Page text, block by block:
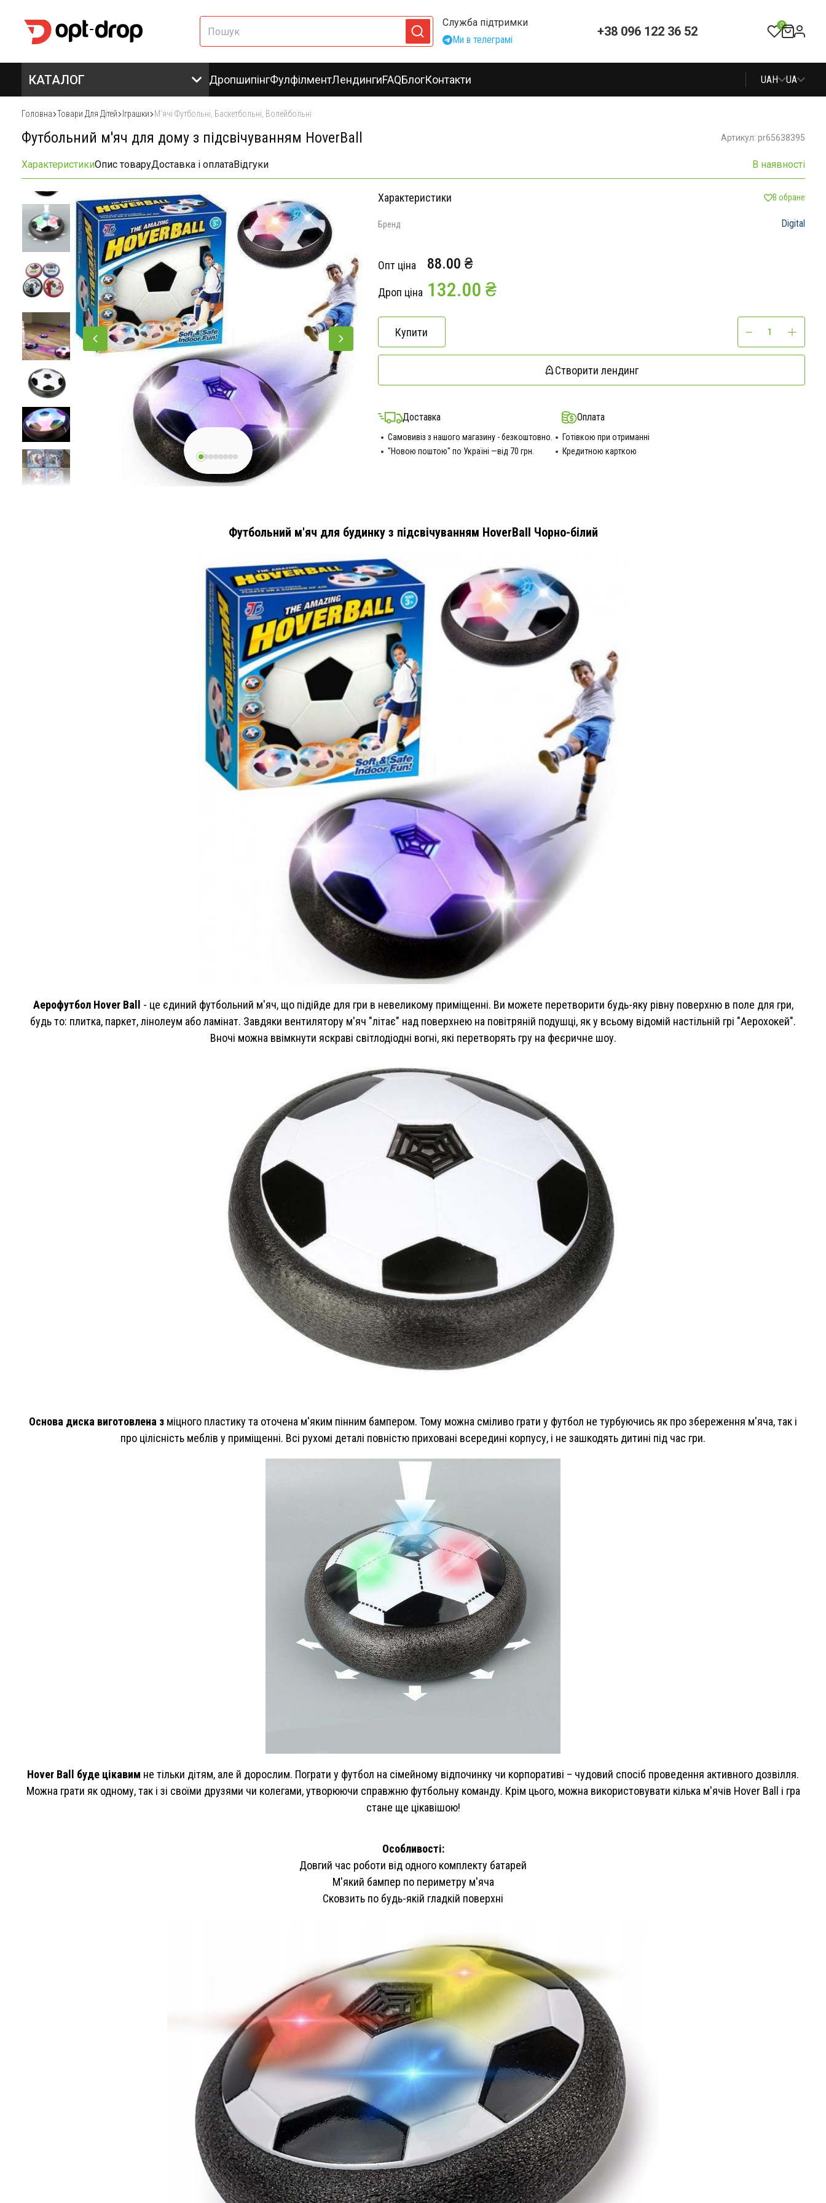
Служба підтримки
Ми в телеграмі
+38 096 122 36 52 0
КАТАЛОГ ДропшипінгФулфілментЛендингиFAQБлогКонтакти UAH UA
Головна Товари Для Дітей Іграшки Мʼячі Футбольні, Баскетбольні, Волейбольні
Футбольний м'яч для дому з підсвічуванням HoverBall Артикул: pr65638395
ХарактеристикиОпис товаруДоставка і оплатаВідгуки В наявності
Характеристики В обране
Бренд Digital
Опт ціна 88.00 ₴
Дроп ціна 132.00 ₴
Купити
Створити лендинг
Доставка
Самовивіз з нашого магазину - безкоштовно.
"Новою поштою" по Україні —від 70 грн.
Оплата
Готівкою при отриманні
Кредитною карткою
Футбольний м'яч для будинку з підсвічуванням HoverBall Чорно-білий
Аерофутбол Hover Ball
- це єдиний футбольний м'яч, що підійде для гри в невеликому приміщенні. Ви можете перетворити будь-яку рівну поверхню в поле для гри,
будь то: плитка, паркет, лінолеум або ламінат. Завдяки вентилятору м'яч "літає" над поверхнею на повітряній подушці, як у всьому відомій настільній грі "Аерохокей".
Вночі можна ввімкнути яскраві світлодіодні вогні, які перетворять гру на феєричне шоу.
Основа диска виготовлена з міцного пластику та оточена м'яким пінним бампером. Тому можна сміливо грати у футбол не турбуючись як про збереження м'яча, так і
про цілісність меблів у приміщенні. Всі рухомі деталі повністю приховані всередині корпусу, і не зашкодять дитині під час гри.
Hover Ball буде цікавим не тільки дітям, але й дорослим. Пограти у футбол на сімейному відпочинку чи корпоративі – чудовий спосіб проведення активного дозвілля.
Можна грати як одному, так і зі своїми друзями чи колегами, утворюючи справжню футбольну команду. Крім цього, можна використовувати кілька м'ячів Hover Ball і гра
стане ще цікавішою!
Особливості:
Довгий час роботи від одного комплекту батарей
М'який бампер по периметру м'яча
Сковзить по будь-якій гладкій поверхні